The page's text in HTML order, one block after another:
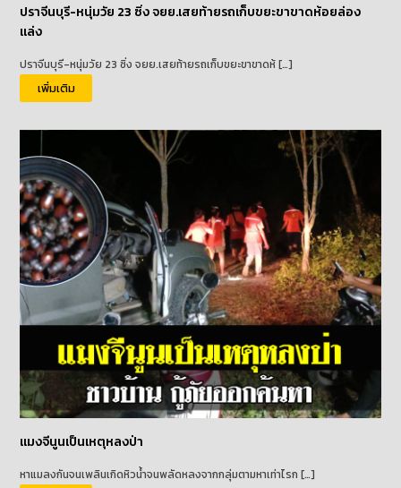
ปราจีนบุรี-หนุ่มวัย 23 ซิ่ง จยย.เสยท้ายรถเก็บขยะขาขาดห้อยล่อง
แล่ง
ปราจีนบุรี-หนุ่มวัย 23 ซิ่ง จยย.เสยท้ายรถเก็บขยะขาขาดห้ […]
เพิ่มเติม
แมงจีนูนเป็นเหตุหลงป่า
หาแมลงกันจนเพลินเกิดหิวน้ำจนพลัดหลงจากกลุ่มตามหาเท่าไรก […]